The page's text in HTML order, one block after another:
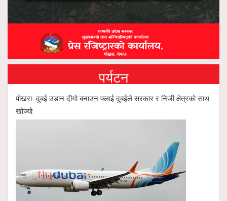
पर्यटन
पोखरा–दुबई उडान दीगो बनाउन फ्लाई दुबईले सरकार र निजी क्षेत्रको साथ
खोज्यो